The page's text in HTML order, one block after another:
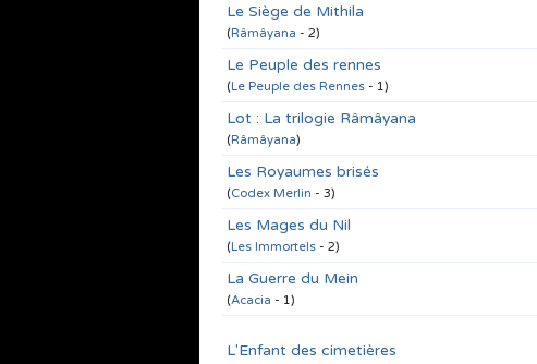
Le Siège de Mithila
(Râmâyana - 2)
Le Peuple des rennes
(Le Peuple des Rennes - 1)
Lot : La trilogie Râmâyana
(Râmâyana)
Les Royaumes brisés
(Codex Merlin - 3)
Les Mages du Nil
(Les Immortels - 2)
La Guerre du Mein
(Acacia - 1)
L'Enfant des cimetières